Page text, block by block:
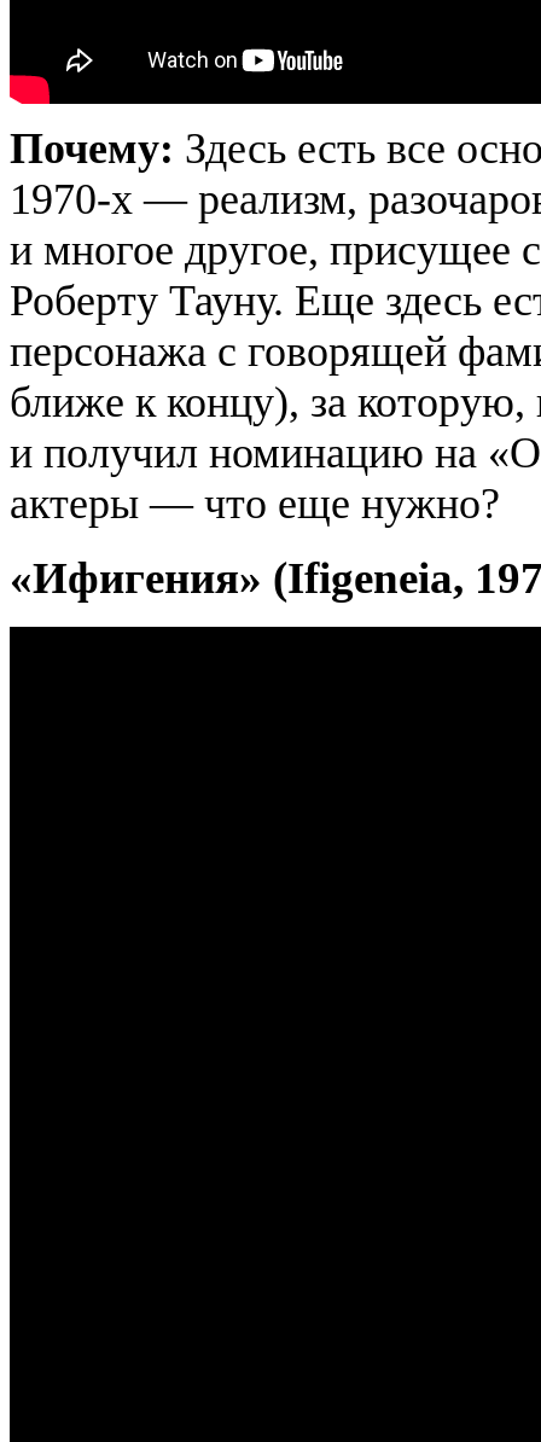
Почему: Здесь есть все
1970-х — реализм,
и многое другое, присущее
Роберту Тауну. Еще здесь
персонажа с говорящей
ближе к концу), за
и получил номинацию на
актеры — что еще нужно?
«Ифигения» (Ifigeneia,